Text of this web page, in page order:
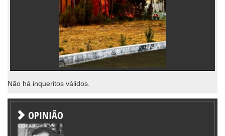
Não há inqueritos válidos.
OPINIÃO